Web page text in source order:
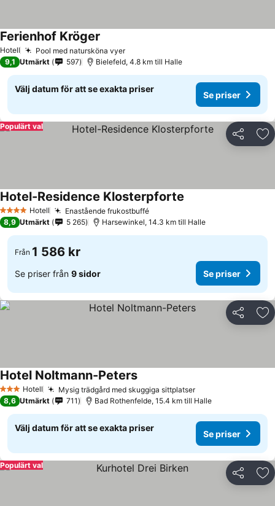
Hotell Pool med natursköna vyer
Ferienhof Kröger
9,1 Utmärkt 597 Bielefeld, 4.8 km till Halle
Välj datum för att se exakta priser
Se priser
Dela
Populärt val
4 StjärnorHotell Enastående frukostbuffé
Hotel-Residence Klosterpforte
8,9 Utmärkt 5 265 Harsewinkel, 14.3 km till Halle
Från 1 586 kr
Se priser från 9 sidor Se priser
Dela
3 StjärnorHotell Mysig trädgård med skuggiga sittplatser
Hotel Noltmann-Peters
8,6 Utmärkt 711 Bad Rothenfelde, 15.4 km till Halle
Välj datum för att se exakta priser
Se priser
Dela
Populärt val